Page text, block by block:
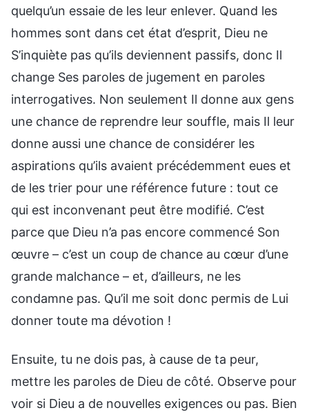
quelqu’un essaie de les leur enlever. Quand les
hommes sont dans cet état d’esprit, Dieu ne
S’inquiète pas qu’ils deviennent passifs, donc Il
change Ses paroles de jugement en paroles
interrogatives. Non seulement Il donne aux gens
une chance de reprendre leur souffle, mais Il leur
donne aussi une chance de considérer les
aspirations qu’ils avaient précédemment eues et
de les trier pour une référence future : tout ce
qui est inconvenant peut être modifié. C’est
parce que Dieu n’a pas encore commencé Son
œuvre – c’est un coup de chance au cœur d’une
grande malchance – et, d’ailleurs, ne les
condamne pas. Qu’il me soit donc permis de Lui
donner toute ma dévotion !
Ensuite, tu ne dois pas, à cause de ta peur,
mettre les paroles de Dieu de côté. Observe pour
voir si Dieu a de nouvelles exigences ou pas. Bien